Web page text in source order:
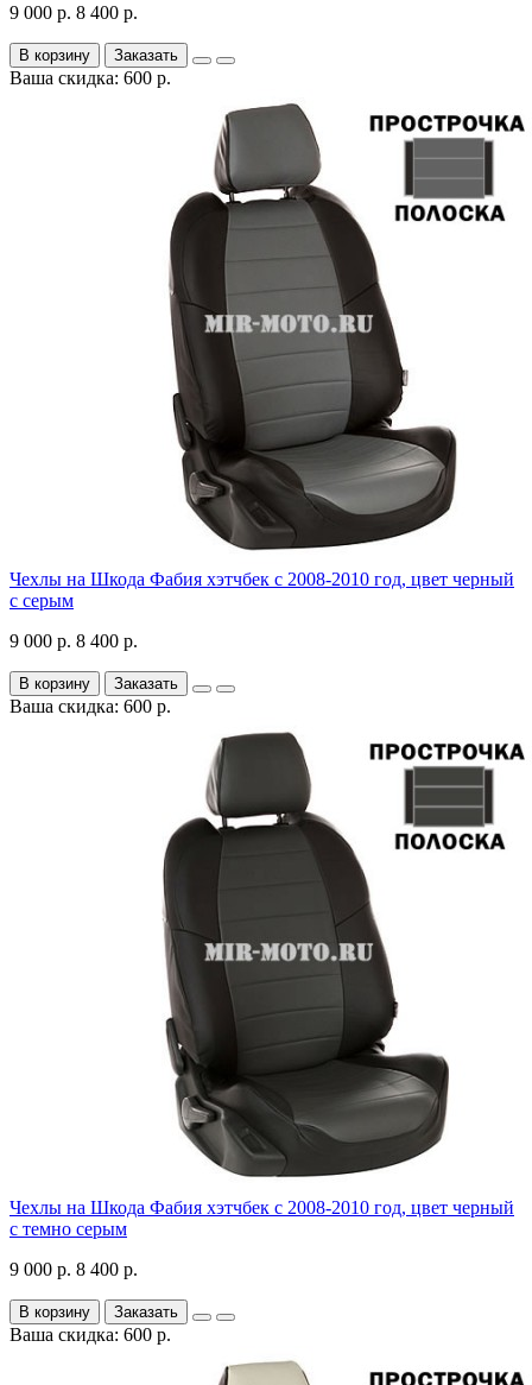
9 000 р. 8 400 р.
В корзину Заказать
Ваша скидка: 600 р.
Чехлы на Шкода Фабия хэтчбек с 2008-2010 год, цвет черный
с серым
9 000 р. 8 400 р.
В корзину Заказать
Ваша скидка: 600 р.
Чехлы на Шкода Фабия хэтчбек с 2008-2010 год, цвет черный
с темно серым
9 000 р. 8 400 р.
В корзину Заказать
Ваша скидка: 600 р.